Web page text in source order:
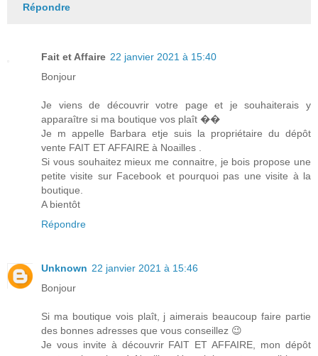
Répondre
Fait et Affaire 22 janvier 2021 à 15:40
Bonjour
Je viens de découvrir votre page et je souhaiterais y
apparaître si ma boutique vos plaît ��
Je m appelle Barbara etje suis la propriétaire du dépôt
vente FAIT ET AFFAIRE à Noailles .
Si vous souhaitez mieux me connaitre, je bois propose une
petite visite sur Facebook et pourquoi pas une visite à la
boutique.
A bientôt
Répondre
Unknown 22 janvier 2021 à 15:46
Bonjour
Si ma boutique vois plaît, j aimerais beaucoup faire partie
des bonnes adresses que vous conseillez 😉
Je vous invite à découvrir FAIT ET AFFAIRE, mon dépôt